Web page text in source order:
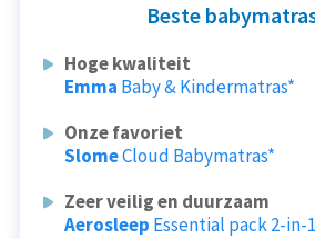
Beste
Hoge kwaliteit
Emma Baby & Kindermatras*
Onze favoriet
SlomeCloud Babymatras*
Zeer veilig en duurzaam
Aerosleep Essential pack 2-